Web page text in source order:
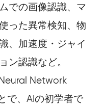
での画像認識、マ
った異常検知、物
、加速度・ジャイ
ン認識など。
Network
で、AIの初学者で